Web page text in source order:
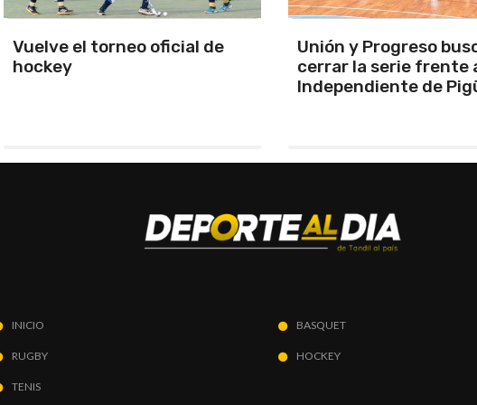
Unión y Progreso busca
cerrar la serie frente a
Se programó la
URD
INICIO
RUGBY
TENIS
BASQUET
HOCKEY